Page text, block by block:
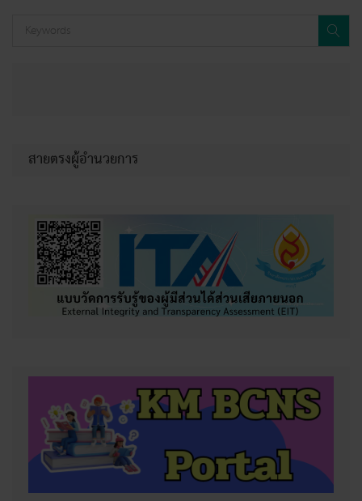
สายตรงผู้อำนวยการ